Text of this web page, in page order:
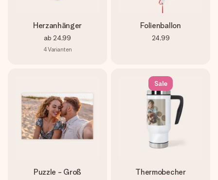
Herzanhänger
ab 24,99
4Varianten
Folienballon
24,99
Puzzle - Groß
Sale
Thermobecher